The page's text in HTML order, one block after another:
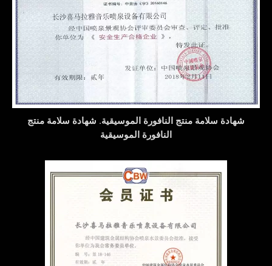
شهادة سلامة منتج النافورة الموسيقية. شهادة سلامة منتج
النافورة الموسيقية